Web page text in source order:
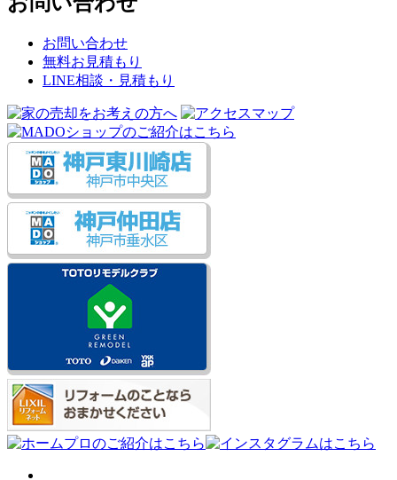
お問い合わせ
無料お見積もり
LINE相談・見積もり